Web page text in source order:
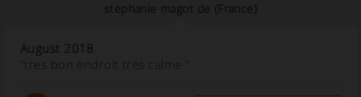
stephanie magot de (France)
August 2018
“tres bon endroit trés calme ”